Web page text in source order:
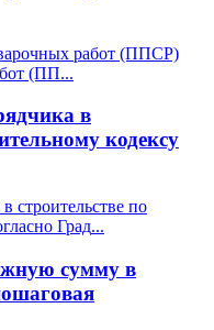
работ (ППСР)
(ПП...
в
кодексу
строительстве по
Град...
сумму в